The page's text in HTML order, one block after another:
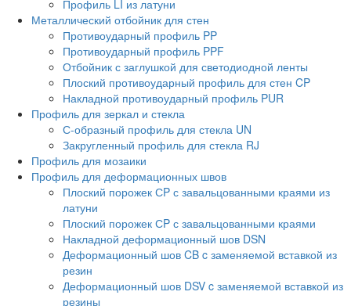
Профиль LI из латуни
Металлический отбойник для стен
Противоударный профиль PP
Противоударный профиль PPF
Отбойник с заглушкой для светодиодной ленты
Плоский противоударный профиль для стен CP
Накладной противоударный профиль PUR
Профиль для зеркал и стекла
С-образный профиль для стекла UN
Закругленный профиль для стекла RJ
Профиль для мозаики
Профиль для деформационных швов
Плоский порожек СP с завальцованными краями из
латуни
Плоский порожек СP с завальцованными краями
Накладной деформационный шов DSN
Деформационный шов CB c заменяемой вставкой из
резин
Деформационный шов DSV c заменяемой вставкой из
резины